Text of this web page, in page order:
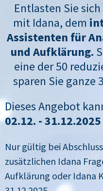
Entlasten Sie
mit Idana, dem
Assistenten für
und Aufklärung.
eine der 50
sparen Sie ganze
Dieses Angebot
02.12. - 31.12.2025
Nur gültig bei
zusätzlichen Idana
Aufklärung oder Idana